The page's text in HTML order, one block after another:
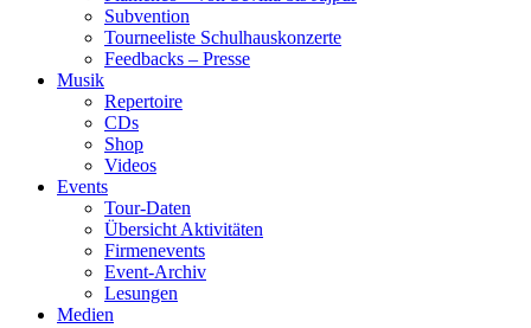
Subvention
Tourneeliste Schulhauskonzerte
Feedbacks – Presse
Musik
Repertoire
CDs
Shop
Videos
Events
Tour-Daten
Übersicht Aktivitäten
Firmenevents
Event-Archiv
Lesungen
Medien